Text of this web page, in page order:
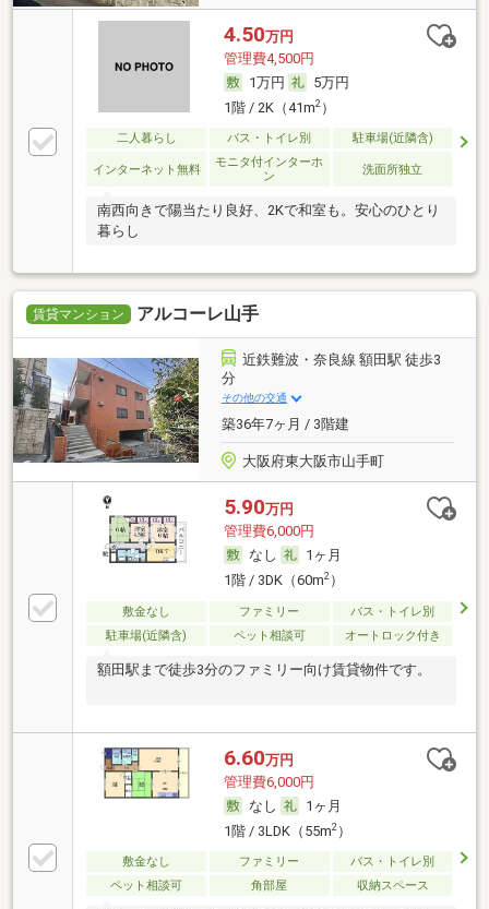
4.50万円
管理費4,500円
1万円
5万円
1階 / 2K（41m2）
二人暮らし バス・トイレ別 駐車場(近隣含)
インターネット無料
モニタ付インターホ
ン
洗面所独立
南西向きで陽当たり良好、2Kで和室も。安心のひとり
暮らし
賃貸マンション アルコーレ山手
近鉄難波・奈良線 額田駅 徒歩3
分
その他の交通
築36年7ヶ月 / 3階建
大阪府東大阪市山手町
5.90万円
管理費6,000円
なし
1ヶ月
1階 / 3DK（60m2）
敷金なし ファミリー
バス・トイレ別
駐車場(近隣含)
ペット相談可 オートロック付き
額田駅まで徒歩3分のファミリー向け賃貸物件です。
6.60万円
管理費6,000円
なし
1ヶ月
1階 / 3LDK（55m2）
敷金なし ファミリー
バス・トイレ別
ペット相談可
角部屋 収納スペース